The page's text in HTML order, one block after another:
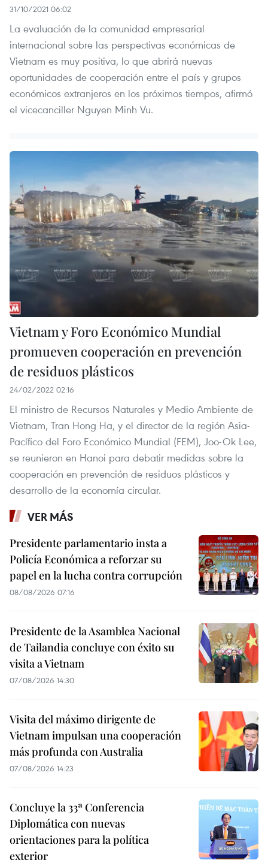
31/10/2021 06:02
La evaluación de la comunidad empresarial
internacional sobre las perspectivas económicas de
Vietnam es muy positiva, lo que abrirá nuevas
oportunidades de cooperación entre el país y grupos
económicos extranjeros en los próximos tiempos, afirmó
el vicecanciller Nguyen Minh Vu.
Vietnam y Foro Económico Mundial
promueven cooperación en prevención
de residuos plásticos
24/02/2022 02:16
El ministro de Recursos Naturales y Medio Ambiente de
Vietnam, Tran Hong Ha, y el director de la región Asia-
Pacífico del Foro Económico Mundial (FEM), Joo-Ok Lee,
se reunieron en Hanoi para debatir medidas sobre la
cooperación en prevención de residuos plásticos y
desarrollo de la economía circular.
VER MÁS
Presidente parlamentario insta a
Policía Económica a reforzar su
papel en la lucha contra corrupción
08/08/2026 07:16
Presidente de la Asamblea Nacional
de Tailandia concluye con éxito su
visita a Vietnam
07/08/2026 14:30
Visita del máximo dirigente de
Vietnam impulsan una cooperación
más profunda con Australia
07/08/2026 14:23
Concluye la 33ª Conferencia
Diplomática con nuevas
orientaciones para la política
exterior